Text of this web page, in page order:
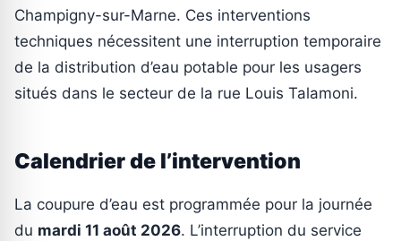
Champigny-sur-Marne. Ces interventions
techniques nécessitent une interruption temporaire
de la distribution d’eau potable pour les usagers
situés dans le secteur de la rue Louis Talamoni.
Calendrier de l’intervention
La coupure d’eau est programmée pour la journée
du mardi 11 août 2026. L’interruption du service